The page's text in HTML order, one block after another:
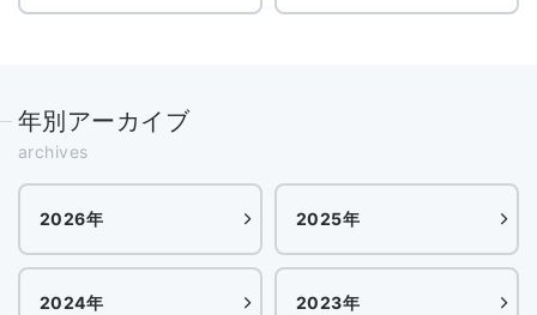
年別アーカイブ
archives
2026年 2025年
2024年 2023年